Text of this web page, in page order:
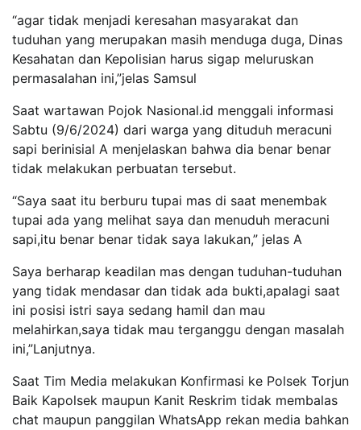
“agar tidak menjadi keresahan masyarakat dan
tuduhan yang merupakan masih menduga duga, Dinas
Kesahatan dan Kepolisian harus sigap meluruskan
permasalahan ini,”jelas Samsul
Saat wartawan Pojok Nasional.id menggali informasi
Sabtu (9/6/2024) dari warga yang dituduh meracuni
sapi berinisial A menjelaskan bahwa dia benar benar
tidak melakukan perbuatan tersebut.
“Saya saat itu berburu tupai mas di saat menembak
tupai ada yang melihat saya dan menuduh meracuni
sapi,itu benar benar tidak saya lakukan,” jelas A
Saya berharap keadilan mas dengan tuduhan-tuduhan
yang tidak mendasar dan tidak ada bukti,apalagi saat
ini posisi istri saya sedang hamil dan mau
melahirkan,saya tidak mau terganggu dengan masalah
ini,”Lanjutnya.
Saat Tim Media melakukan Konfirmasi ke Polsek Torjun
Baik Kapolsek maupun Kanit Reskrim tidak membalas
chat maupun panggilan WhatsApp rekan media bahkan